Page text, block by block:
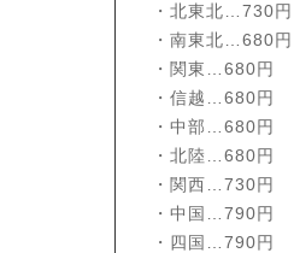
・北東北…730円
・南東北…680円
・関東…680円
・信越…680円
・中部…680円
・北陸…680円
・関西…730円
・中国…790円
・四国…790円